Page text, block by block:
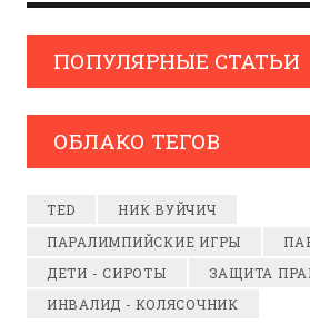
ПОПУЛЯРНЫЕ СТАТЬИ
ОБЛАКО ТЕГОВ
TED
НИК ВУЙЧИЧ
ПАРАЛИМПИЙСКИЕ ИГРЫ
ДЕТИ - СИРОТЫ
ЗАЩИТА
ИНВАЛИД - КОЛЯСОЧНИК